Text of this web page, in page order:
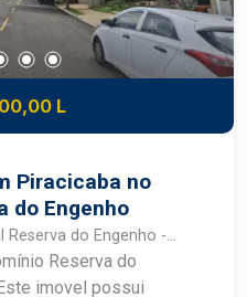
L
Piracicaba no
do Engenho
Reserva do Engenho -
Reserva do
imovel possui